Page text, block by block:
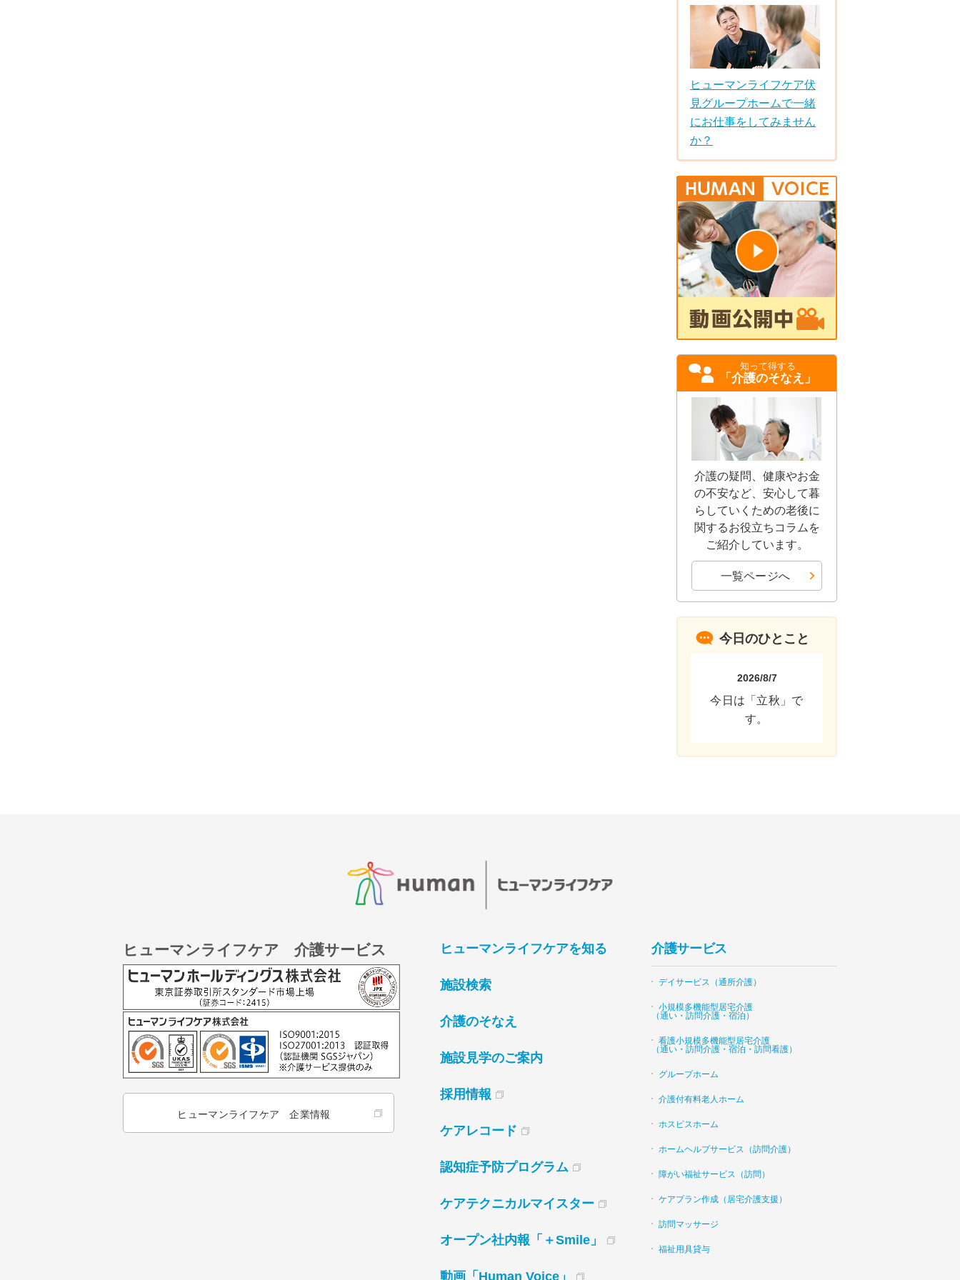
ヒューマンライフケア伏
見グループホームで一緒
にお仕事をしてみません
か？
知って得する
「介護のそなえ」
介護の疑問、健康やお金
の不安など、安心して暮
らしていくための老後に
関するお役立ちコラムを
ご紹介しています。
一覧ページへ
今日のひとこと
2026/8/7
今日は「立秋」で
す。
ヒューマンライフケア 介護サービス
ヒューマンライフケア 企業情報
ヒューマンライフケアを知る
施設検索
介護のそなえ
施設見学のご案内
採用情報
ケアレコード
認知症予防プログラム
ケアテクニカルマイスター
オープン社内報「＋Smile」
動画「Human Voice」
介護サービス
デイサービス（通所介護）
小規模多機能型居宅介護
（通い・訪問介護・宿泊）
看護小規模多機能型居宅介護
（通い・訪問介護・宿泊・訪問看護）
グループホーム
介護付有料老人ホーム
ホスピスホーム
ホームヘルプサービス（訪問介護）
障がい福祉サービス（訪問）
ケアプラン作成（居宅介護支援）
訪問マッサージ
福祉用具貸与